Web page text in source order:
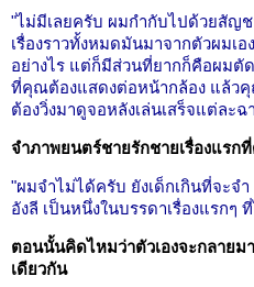
"ไม่มีเลยครับ ผมกำกับไปด้วยสัญ
เรื่องราวทั้งหมดมันมาจากตัวผมเ
อย่างไร แต่ก็มีส่วนที่ยากก็คือผมตั
ที่คุณต้องแสดงต่อหน้ากล้อง แล้วคุ
ต้องวิ่งมาดูจอหลังเล่นเสร็จแต่ละฉ
จำภาพยนตร์ชายรักชายเรื่องแรก
"ผมจำไม่ได้ครับ ยังเด็กเกินที่จะจำ
อังลี เป็นหนึ่งในบรรดาเรื่องแรกๆ
ตอนนั้นคิดไหมว่าตัวเองจะกลายม
เดียวกัน